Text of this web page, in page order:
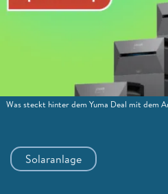
Solaranlage
Was steckt hinter dem Yuma Deal mit dem